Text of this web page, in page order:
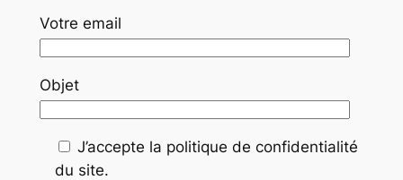
Votre email
Objet
J’accepte la politique de confidentialité
du site.